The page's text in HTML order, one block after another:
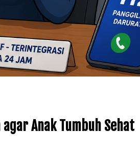
Anak Tumbuh Sehat